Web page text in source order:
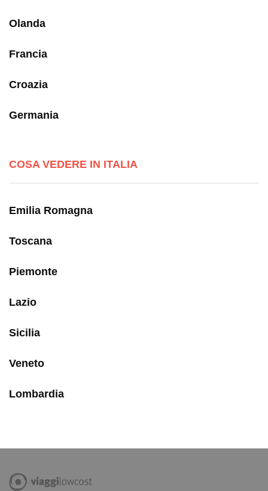
Olanda
Francia
Croazia
Germania
COSA VEDERE IN ITALIA
Emilia Romagna
Toscana
Piemonte
Lazio
Sicilia
Veneto
Lombardia